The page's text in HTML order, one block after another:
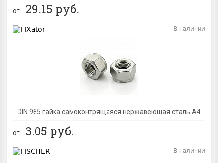
от 29.15 руб.
DIN 985 гайка самоконтрящаяся нержавеющая сталь A4
В наличии
от 3.05 руб.
В наличии